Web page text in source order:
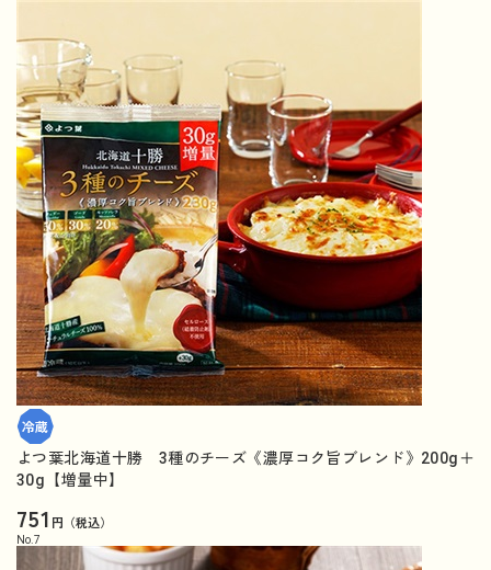
よつ葉北海道十勝 3種のチーズ《濃厚コク旨ブレンド》200g＋
30g【増量中】
751 円（税込）
No. 7